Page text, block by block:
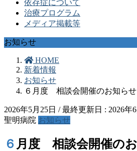
依存症について
治療プログラム
メディア掲載等
お知らせ
HOME
新着情報
お知らせ
６月度 相談会開催のお知らせ
2026年5月25日 / 最終更新日 : 2026年
聖明病院 お知らせ
６月度 相談会開催の